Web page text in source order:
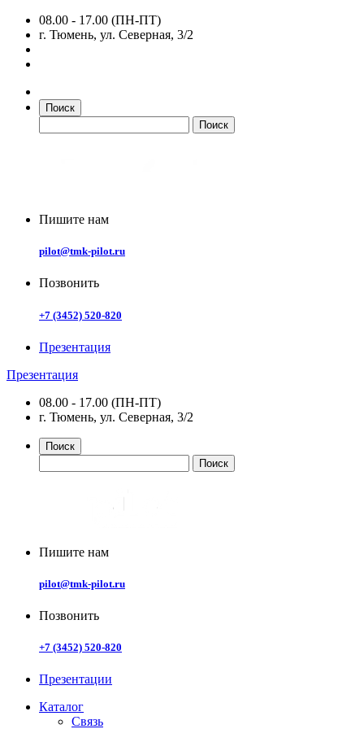
08.00 - 17.00 (ПН-ПТ)
г. Тюмень, ул. Северная, 3/2
Поиск
Пишите нам
pilot@tmk-pilot.ru
Позвонить
+7 (3452) 520-820
Презентация
Презентация
08.00 - 17.00 (ПН-ПТ)
г. Тюмень, ул. Северная, 3/2
Поиск
Пишите нам
pilot@tmk-pilot.ru
Позвонить
+7 (3452) 520-820
Презентации
Каталог
Связь